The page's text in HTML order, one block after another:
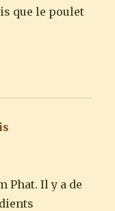
que le poulet
Phat. Il y a de